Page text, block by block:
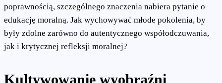
poprawnością, szczególnego znaczenia nabiera pytanie o
edukację moralną. Jak wychowywać młode pokolenia, by
były zdolne zarówno do autentycznego współodczuwania,
jak i krytycznej refleksji moralnej?
Kultywowanie wyobraźni